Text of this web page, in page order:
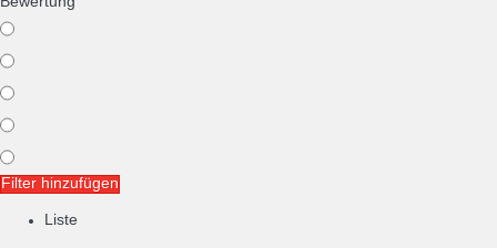
Filter hinzufügen
Liste